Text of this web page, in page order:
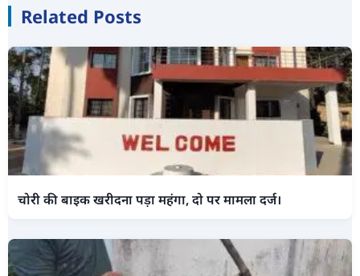
Related Posts
चोरी की बाइक खरीदना पड़ा महंगा, दो पर मामला दर्ज।